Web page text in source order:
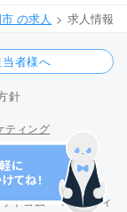
の求人 求人情報
者様へ
針
ティング
-300096
300424
トコム・マーケティ